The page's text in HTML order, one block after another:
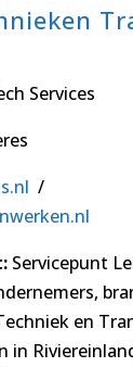
Services
/
Servicepunt
en
in